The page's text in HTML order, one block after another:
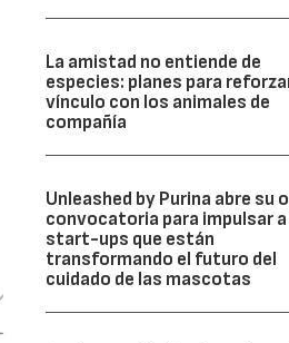
La amistad no entiende de
especies: planes para
vínculo con los animales de
compañía
Unleashed by Purina abre su
convocatoria para impulsar a
start-ups que están
transformando el futuro del
cuidado de las mascotas